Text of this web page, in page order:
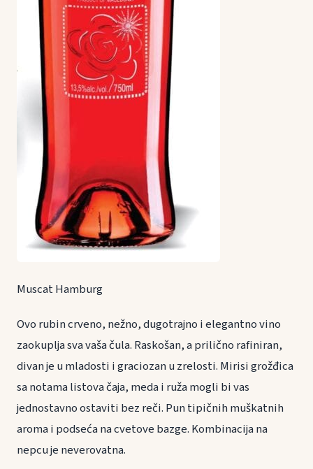
Muscat Hamburg
Ovo rubin crveno, nežno, dugotrajno i elegantno vino
zaokuplja sva vaša čula. Raskošan, a prilično rafiniran,
divan je u mladosti i graciozan u zrelosti. Mirisi grožđica
sa notama listova čaja, meda i ruža mogli bi vas
jednostavno ostaviti bez reči. Pun tipičnih muškatnih
aroma i podseća na cvetove bazge. Kombinacija na
nepcu je neverovatna.